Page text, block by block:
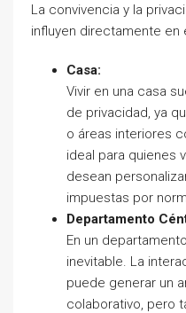
La convivencia y la
influyen directamente en
Casa:
Vivir en una casa
de privacidad, ya
o áreas interiores
ideal para quienes
desean
impuestas por
Departamento
En un
inevitable. La
puede generar un
colaborativo, pero